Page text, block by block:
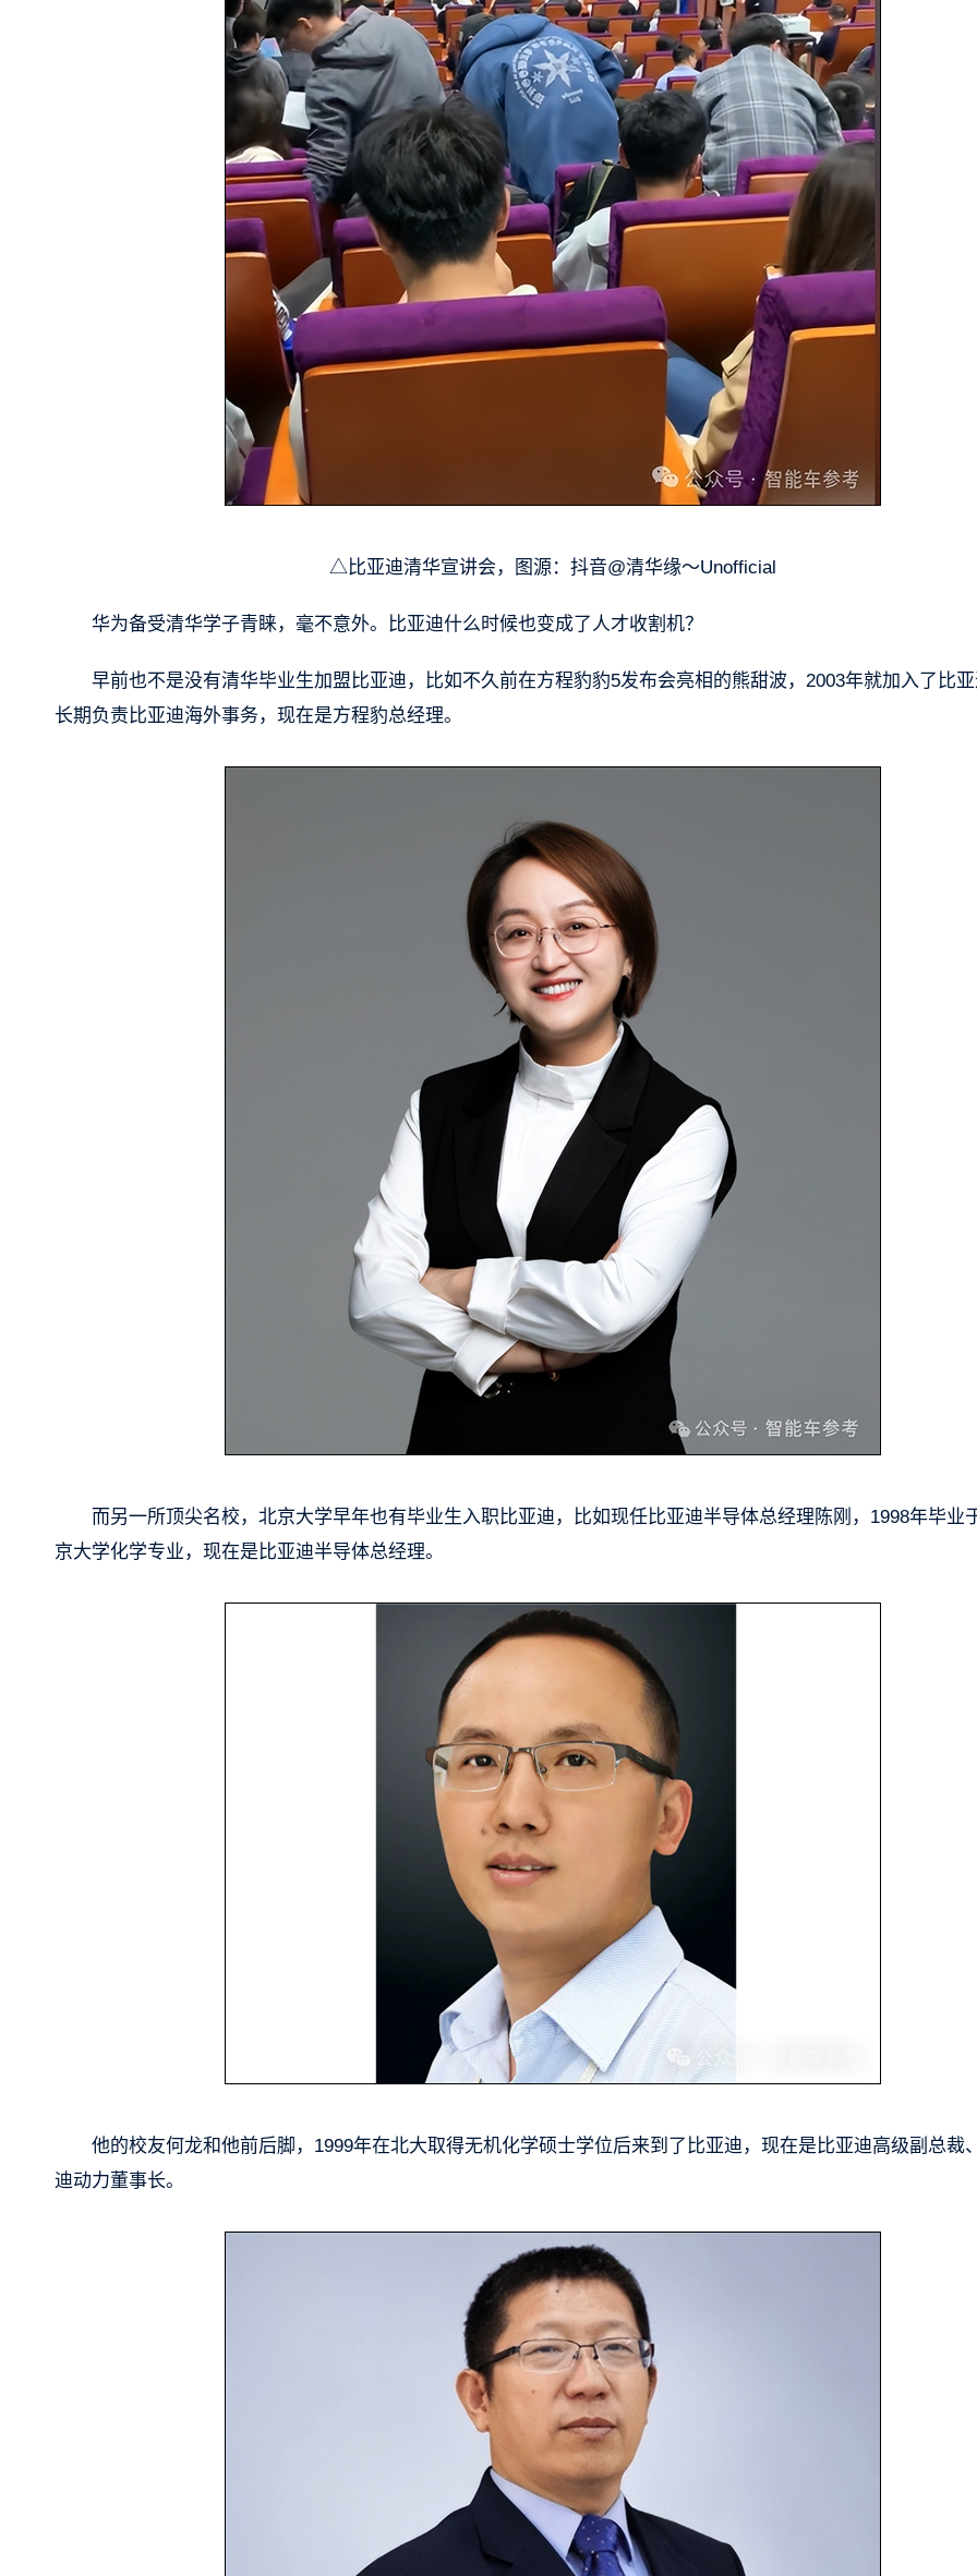
△比亚迪清华宣讲会，图源：抖音@清华缘～Unofficial
华为备受清华学子青睐，毫不意外。比亚迪什么时候也变成了人才收割机？
早前也不是没有清华毕业生加盟比亚迪，比如不久前在方程豹豹5发布会亮相的熊甜波，2003年就加入了比
长期负责比亚迪海外事务，现在是方程豹总经理。
而另一所顶尖名校，北京大学早年也有毕业生入职比亚迪，比如现任比亚迪半导体总经理陈刚，1998年毕业
京大学化学专业，现在是比亚迪半导体总经理。
他的校友何龙和他前后脚，1999年在北大取得无机化学硕士学位后来到了比亚迪，现在是比亚迪高级副总裁
迪动力董事长。